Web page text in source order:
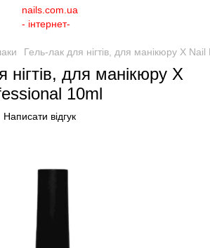
Гель-лак для нігтів, для манікюру X
нігтів, для манікюру X
10ml
Написати відгук